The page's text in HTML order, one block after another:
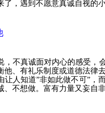
了，遇到不愿意真诚自视的
，不真诚面对内心的感受，
他、有礼乐制度或道德法律
让人知道”非如此做不可”，
、不想做。富有力量又妄自